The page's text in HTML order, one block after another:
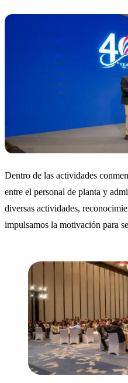
Dentro de las actividades
entre el personal de planta y
diversas actividades,
impulsamos la motivación para